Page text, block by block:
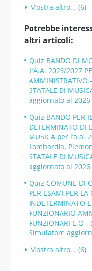
Mostra altro... (6)
Potrebbe
altri articoli:
Quiz BANDO DI
L’A.A. 2026/2027
AMMINISTRATIVO
STATALE DI
aggiornato al 2026
Quiz BANDO PER
DETERMINATO DI
MUSICA per l’a.a.
Lombardia,
STATALE DI
aggiornato al 2026
Quiz COMUNE DI
PER ESAMI PER LA
INDETERMINATO
FUNZIONARIO
FUNZIONARI E.Q
Simulatore
Mostra altro... (6)